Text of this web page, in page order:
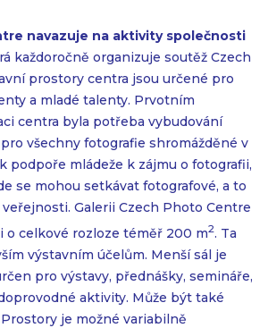
navazuje na aktivity společnosti
každoročně organizuje soutěž Czech
prostory centra jsou určené pro
a mladé talenty. Prvotním
centra byla potřeba vybudování
všechny fotografie shromážděné v
podpoře mládeže k zájmu o fotografii,
se mohou setkávat fotografové, a to
Galerii Czech Photo Centre
celkové rozloze téměř 200 m2. Ta
výstavním účelům. Menší sál je
pro výstavy, přednášky, semináře,
aktivity. Může být také
je možné variabilně